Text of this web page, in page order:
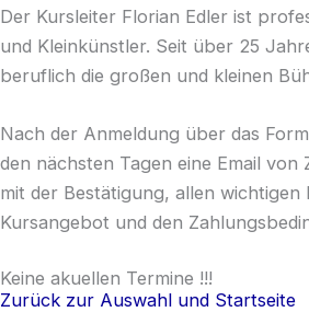
Der Kursleiter Florian Edler ist
und Kleinkünstler. Seit über 25
beruflich die großen und kleinen
Nach der Anmeldung über das
den nächsten Tagen eine Email von
mit der Bestätigung, allen
Kursangebot und den
Keine akuellen Termine !!!
Zurück zur Auswahl und Startseite